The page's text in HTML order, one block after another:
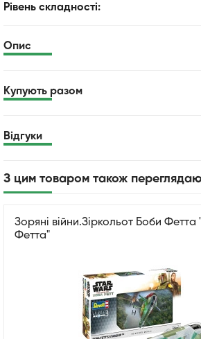
Рівень складності:
Опис
Купують разом
Відгуки
З цим товаром також
Зоряні війни.Зіркольот Боби Фетта
Фетта"